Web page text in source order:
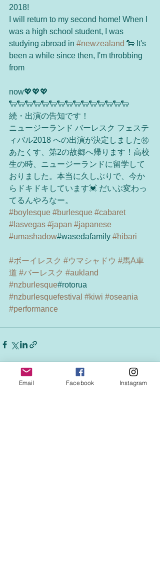
2018!
I will return to my second home! When I
was a high school student, I was
studying abroad in #newzealand 🐑 It's
been a while since then, I'm throbbing
from
now💖💖💖
🐑🐑🐑🐑🐑🐑🐑🐑🐑🐑🐑🐑🐑🐑🐑
続・出演の告知です！
ニュージーランド バーレスク フェステ
ィバル2018 への出演が決定しました㊗️
あたくす、第2の故郷へ帰ります！高校
生の時、ニュージーランドに留学して
おりました。本当に久しぶりで、今か
らドキドキしています💓 だいぶ変わっ
てるんやろなー。
#boylesque #burlesque #cabaret
#lasvegas #japan #japanese
#umashadow#wasedafamily #hibari
#ボーイレスク #ウマシャドウ #馬A車
道 #バーレスク #aukland
#nzburlesque#rotorua
#nzburlesquefestival #kiwi #oseania
#performance
Email Facebook Instagram